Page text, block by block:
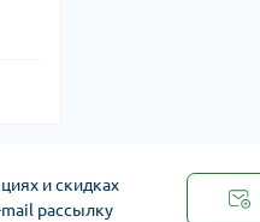
и скидках
рассылку